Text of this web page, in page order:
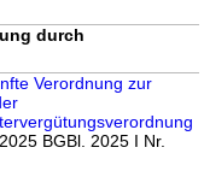
durch
Verordnung zur
BGBl. 2025 I Nr.